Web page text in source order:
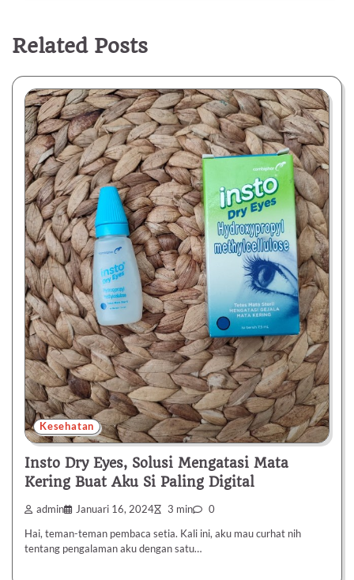
Related Posts
Kesehatan
Insto Dry Eyes, Solusi Mengatasi Mata
Kering Buat Aku Si Paling Digital
admin Januari 16, 2024 3 min 0
Hai, teman-teman pembaca setia. Kali ini, aku mau curhat nih
tentang pengalaman aku dengan satu…